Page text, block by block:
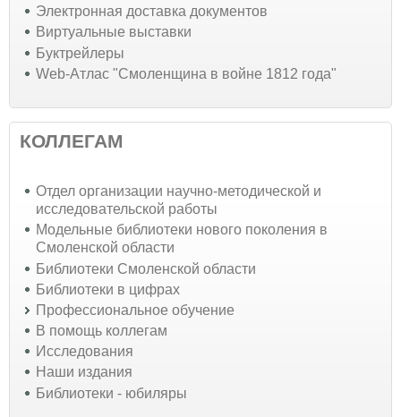
Электронная доставка документов
Виртуальные выставки
Буктрейлеры
Web-Атлас "Смоленщина в войне 1812 года"
КОЛЛЕГАМ
Отдел организации научно-методической и
исследовательской работы
Модельные библиотеки нового поколения в
Смоленской области
Библиотеки Смоленской области
Библиотеки в цифрах
Профессиональное обучение
В помощь коллегам
Исследования
Наши издания
Библиотеки - юбиляры